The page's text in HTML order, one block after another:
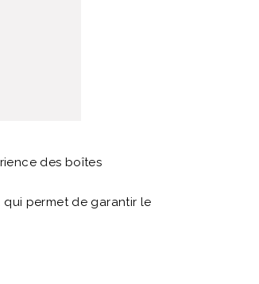
des boîtes
permet de garantir le